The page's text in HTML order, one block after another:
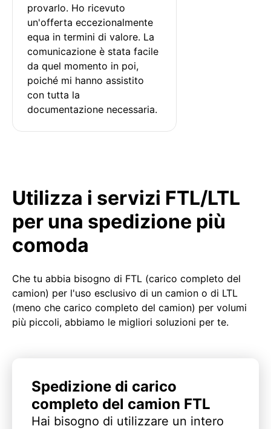
provarlo. Ho ricevuto
un'offerta eccezionalmente
equa in termini di valore. La
comunicazione è stata facile
da quel momento in poi,
poiché mi hanno assistito
con tutta la
documentazione necessaria.
Utilizza i servizi FTL/LTL
per una spedizione più
comoda
Che tu abbia bisogno di FTL (carico completo del
camion) per l'uso esclusivo di un camion o di LTL
(meno che carico completo del camion) per volumi
più piccoli, abbiamo le migliori soluzioni per te.
Spedizione di carico
completo del camion FTL
Hai bisogno di utilizzare un intero